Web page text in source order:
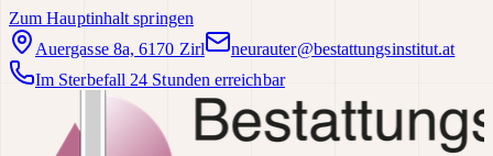
Zum Hauptinhalt springen
Auergasse 8a, 6170 Zirl
neurauter@bestattungsinstitut.at
Im Sterbefall 24 Stunden erreichbar